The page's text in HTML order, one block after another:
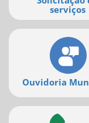
Voltar
para
o
serviços
Ouvidoria